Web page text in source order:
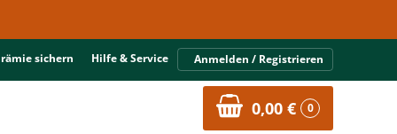
sichern Hilfe & Service Anmelden / Registrieren
0,00 € 0